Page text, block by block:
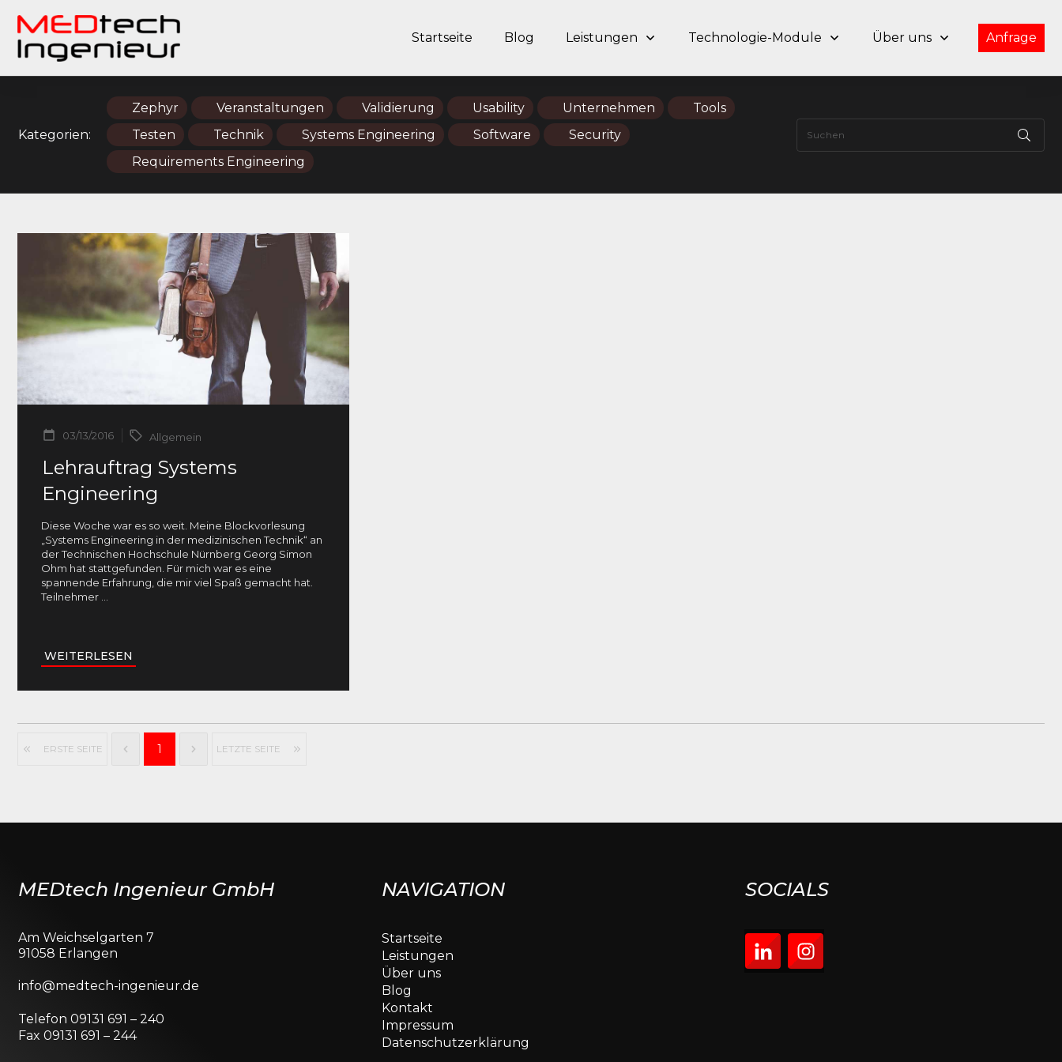
Startseite Blog Leistungen Technologie-Module Über uns Anfrage
Kategorien:
Zephyr Veranstaltungen Validierung Usability Unternehmen
Tools
Testen
Technik Systems Engineering Software
Security
Requirements Engineering
03/13/2016 Allgemein
Lehrauftrag Systems
Engineering
Diese Woche war es so weit. Meine Blockvorlesung
„Systems Engineering in der medizinischen Technik“ an
der Technischen Hochschule Nürnberg Georg Simon
Ohm hat stattgefunden. Für mich war es eine
spannende Erfahrung, die mir viel Spaß gemacht hat.
Teilnehmer
WEITERLESEN
ERSTE SEITE 1 LETZTE SEITE
MEDtech Ingenieur GmbH
Am Weichselgarten 7
91058 Erlangen
info@medtech-ingenieur.de
Telefon 09131 691 – 240
Fax 09131 691 – 244
NAVIGATION
Startseite
Leistungen
Über uns
Blog
Kontakt
Impressum
Datenschutzerklärung
SOCIALS